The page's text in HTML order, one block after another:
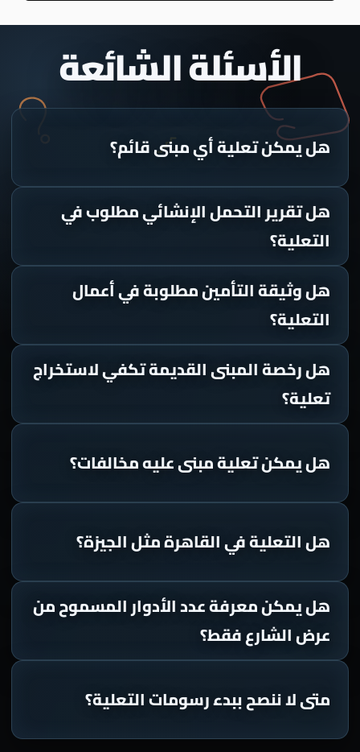
الأسئلة الشائعة
هل يمكن تعلية أي مبنى قائم؟
هل تقرير التحمل الإنشائي مطلوب في
التعلية؟
هل وثيقة التأمين مطلوبة في أعمال
التعلية؟
هل رخصة المبنى القديمة تكفي لاستخراج
تعلية؟
هل يمكن تعلية مبنى عليه مخالفات؟
هل التعلية في القاهرة مثل الجيزة؟
هل يمكن معرفة عدد الأدوار المسموح من
عرض الشارع فقط؟
متى لا ننصح ببدء رسومات التعلية؟